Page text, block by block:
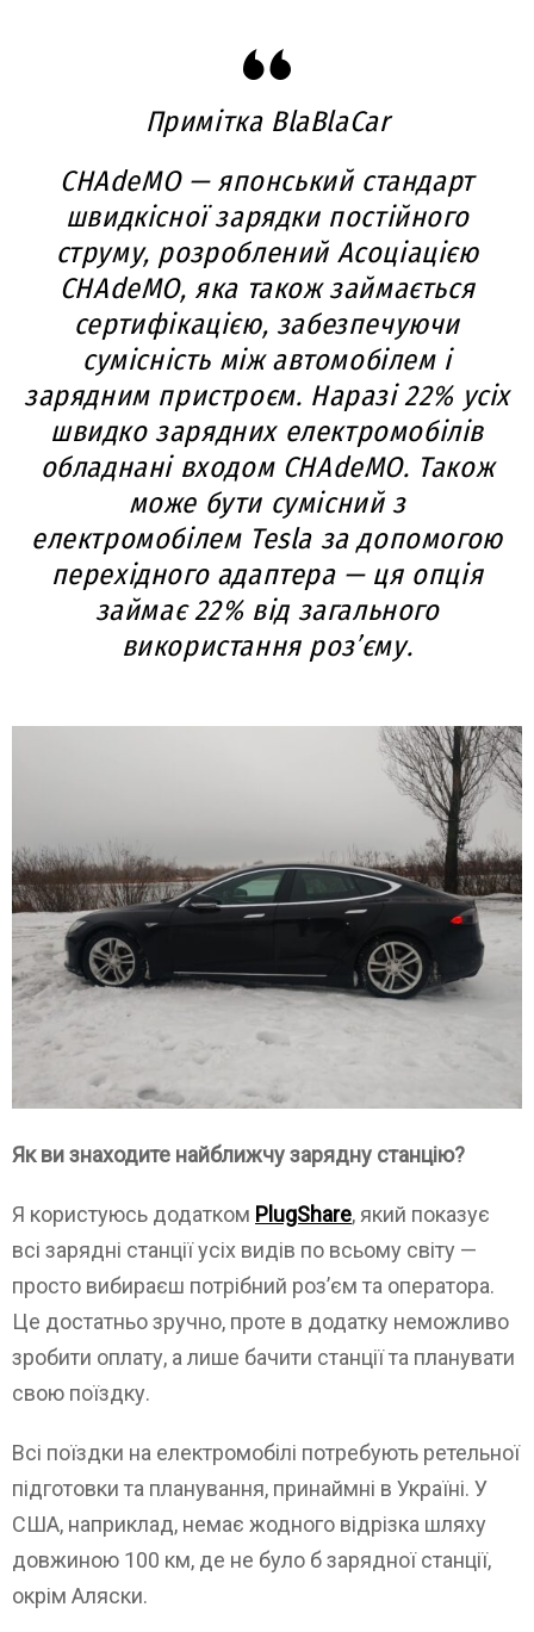
Примітка BlaBlaCar
CHAdeMO— японський стандарт
швидкісної зарядки постійного
струму, розроблений Асоціацією
CHAdeMO, яка також займається
сертифікацією, забезпечуючи
сумісність між автомобілем і
зарядним пристроєм. Наразі 22% усіх
швидко зарядних електромобілів
обладнані входом CHAdeMO. Також
може бути сумісний з
електромобілем Tesla за допомогою
перехідного адаптера — ця опція
займає 22% від загального
використання роз’єму.
Як ви знаходите найближчу зарядну станцію?
Я користуюсь додатком PlugShare, який показує
всі зарядні станції усіх видів по всьому світу —
просто вибираєш потрібний роз’єм та оператора.
Це достатньо зручно, проте в додатку неможливо
зробити оплату, а лише бачити станції та планувати
свою поїздку.
Всі поїздки на електромобілі потребують ретельної
підготовки та планування, принаймні в Україні. У
США, наприклад, немає жодного відрізка шляху
довжиною 100 км, де не було б зарядної станції,
окрім Аляски.